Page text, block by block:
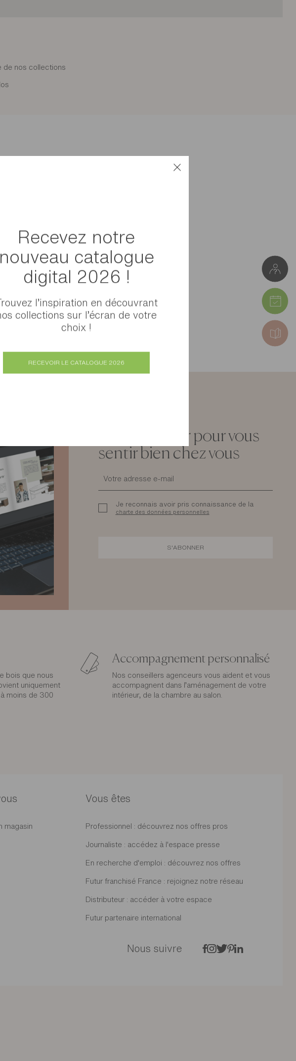
de nos collections
Recevez notre
nouveau catalogue
digital 2026 !
l’inspiration en découvrant
collections sur l’écran de votre
choix !
RECEVOIR LE CATALOGUE 2026
La newsletter pour vous
sentir bien chez vous
Je reconnais avoir pris connaissance de la
charte des données personnelles
S'ABONNER
bois que nous
uniquement
moins de 300
Accompagnement personnalisé
Nos conseillers agenceurs vous aident et vous
accompagnent dans l’aménagement de votre
intérieur, de la chambre au salon.
magasin
Vous êtes
Professionnel : découvrez nos offres pros
Journaliste : accédez à l'espace presse
En recherche d'emploi : découvrez nos offres
Futur franchisé France : rejoignez notre réseau
Distributeur : accéder à votre espace
Futur partenaire international
Nous suivre